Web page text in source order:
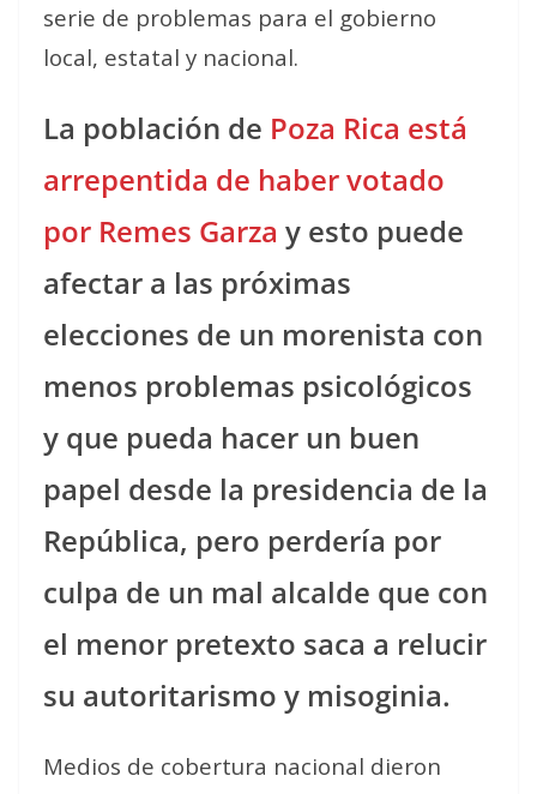
serie de problemas para el gobierno
local, estatal y nacional.
La población de Poza Rica está
arrepentida de haber votado
por Remes Garza y esto puede
afectar a las próximas
elecciones de un morenista con
menos problemas psicológicos
y que pueda hacer un buen
papel desde la presidencia de la
República, pero perdería por
culpa de un mal alcalde que con
el menor pretexto saca a relucir
su autoritarismo y misoginia.
Medios de cobertura nacional dieron